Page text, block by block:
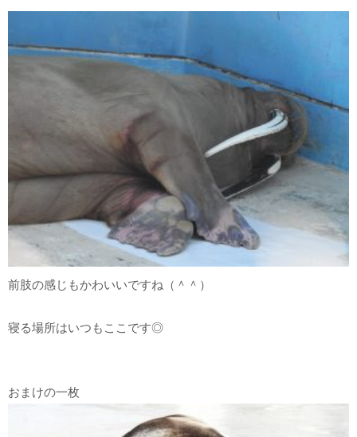
前肢の感じもかわいいですね（＾＾）
寝る場所はいつもここです◎
おまけの一枚